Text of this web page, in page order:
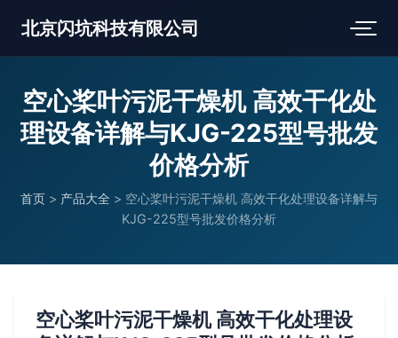
北京闪坑科技有限公司
空心桨叶污泥干燥机 高效干化处
理设备详解与KJG-225型号批发
价格分析
首页 > 产品大全 > 空心桨叶污泥干燥机 高效干化处理设备详解与
KJG-225型号批发价格分析
空心桨叶污泥干燥机 高效干化处理设